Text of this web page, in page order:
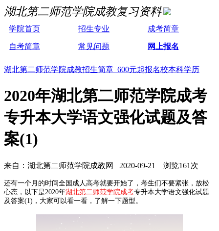
湖北第二师范学院成教复习资料
学院首页 招生专业 成考简章
自考简章 常见问题 网上报名
湖北第二师范学院成教招生简章 600元起报名校本科学历
2020年湖北第二师范学院成考
专升本大学语文强化试题及答
案(1)
来自：湖北第二师范学院成教网 2020-09-21 浏览161次
还有一个月的时间全国成人高考就要开始了，考生们不要紧张，放松
心态，以下是2020年湖北第二师范学院成考专升本大学语文强化试题
及答案(1)，大家可以看一看，了解一下题型。